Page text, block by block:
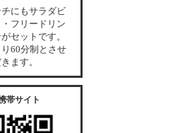
にもサラダビ
フリードリン
セットです。
60分制とさせ
ます。
帯サイト